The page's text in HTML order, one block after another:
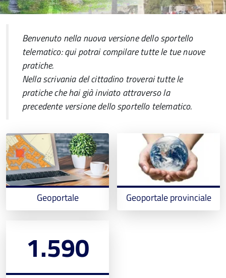
Benvenuto nella nuova versione dello sportello
telematico: qui potrai compilare tutte le tue nuove
pratiche.
Nella scrivania del cittadino troverai tutte le
pratiche che hai già inviato attraverso la
precedente versione dello sportello telematico.
Geoportale Geoportale provinciale
1.590